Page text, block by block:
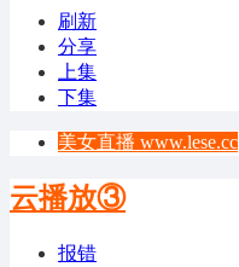
刷新
分享
上集
下集
美女直播 www.lese.cc
云播放③
报错